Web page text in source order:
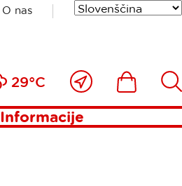
O nas
29°C
Blizu
mene
Ikona Išči
Informacije